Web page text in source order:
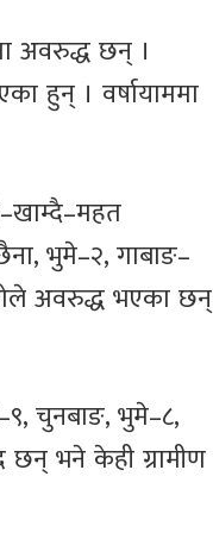
अवरुद्ध छन् ।
हुन् । वर्षायाममा
भुमे–२, गाबाङ–
अवरुद्ध भएका छन्
चुनबाङ, भुमे–८,
छन् भने केही ग्रामीण